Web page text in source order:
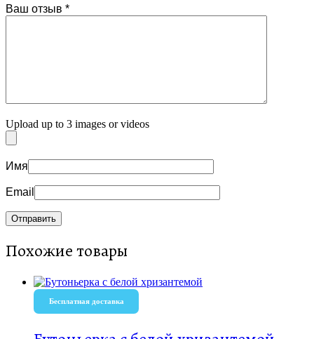
Ваш отзыв *
Upload up to 3 images or videos
Имя
Email
Похожие товары
Бесплатная доставка